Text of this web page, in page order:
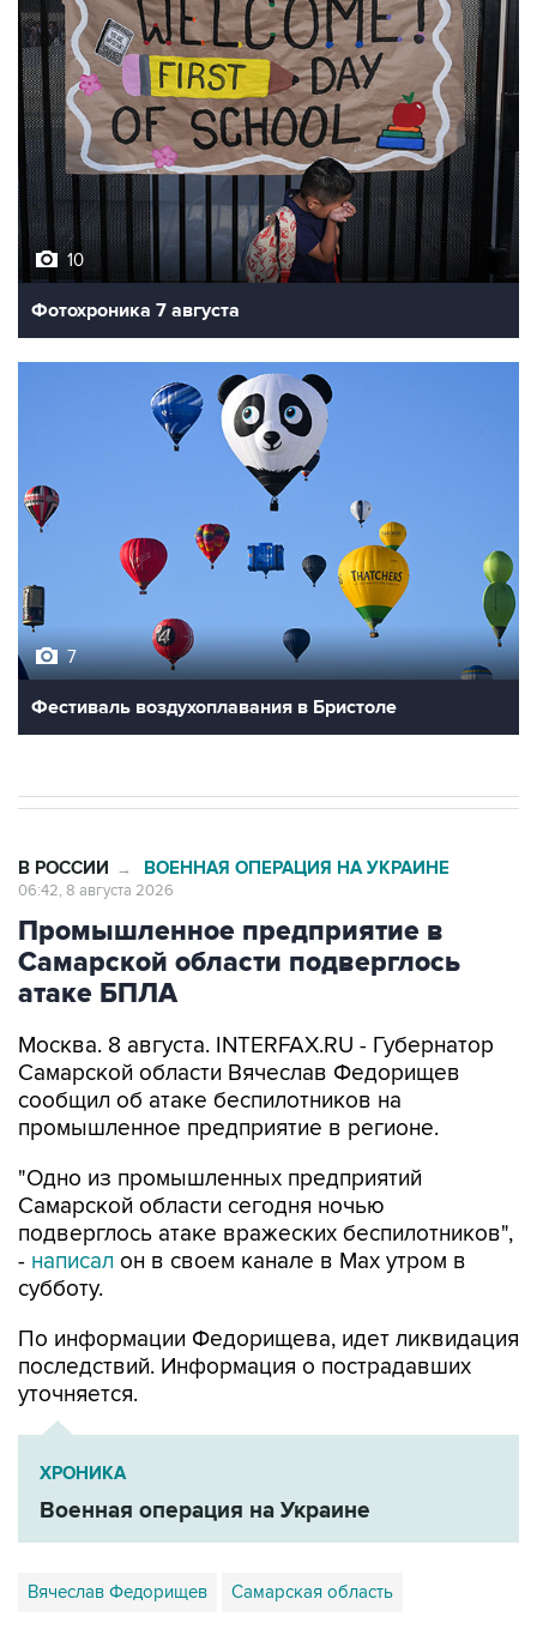
10
Фотохроника 7 августа
7
Фестиваль воздухоплавания в Бристоле
В РОССИИ → ВОЕННАЯ ОПЕРАЦИЯ НА УКРАИНЕ
06:42, 8 августа 2026
Промышленное предприятие в
Самарской области подверглось
атаке БПЛА
Москва. 8 августа. INTERFAX.RU - Губернатор
Самарской области Вячеслав Федорищев
сообщил об атаке беспилотников на
промышленное предприятие в регионе.
"Одно из промышленных предприятий
Самарской области сегодня ночью
подверглось атаке вражеских беспилотников",
- написал он в своем канале в Max утром в
субботу.
По информации Федорищева, идет ликвидация
последствий. Информация о пострадавших
уточняется.
ХРОНИКА
Военная операция на Украине
Вячеслав Федорищев Самарская область